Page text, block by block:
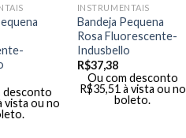
desconto
vista ou no
INSTRUMENTAIS
Bandeja Pequena
Rosa Fluorescente-
Indusbello
R$37,38
Ou com desconto
R$35,51 à vista ou no
boleto.